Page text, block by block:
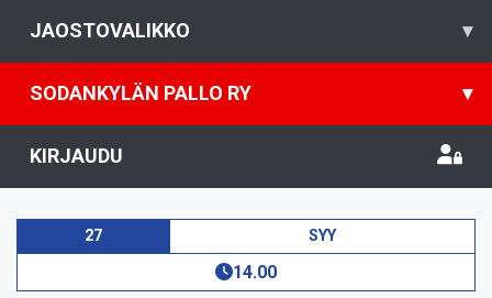
JAOSTOVALIKKO ▾
SODANKYLÄN PALLO RY ▾
KIRJAUDU
27 SYY
14.00